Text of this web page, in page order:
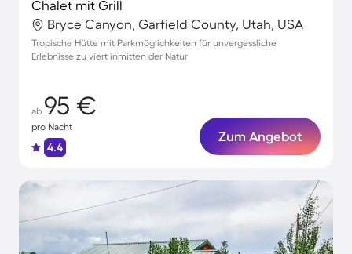
Chalet mit Grill
Bryce Canyon, Garfield County, Utah, USA
Tropische Hütte mit Parkmöglichkeiten für unvergessliche
Erlebnisse zu viert inmitten der Natur
ab 95 €
pro Nacht
4.4
Zum Angebot